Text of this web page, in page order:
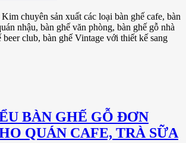
chuyên sản xuất các loại bàn ghế cafe, bàn
nhậu, bàn ghế văn phòng, bàn ghế gỗ nhà
beer club, bàn ghế Vintage với thiết kế sang
BÀN GHẾ GỖ ĐƠN
QUÁN CAFE, TRÀ SỮA